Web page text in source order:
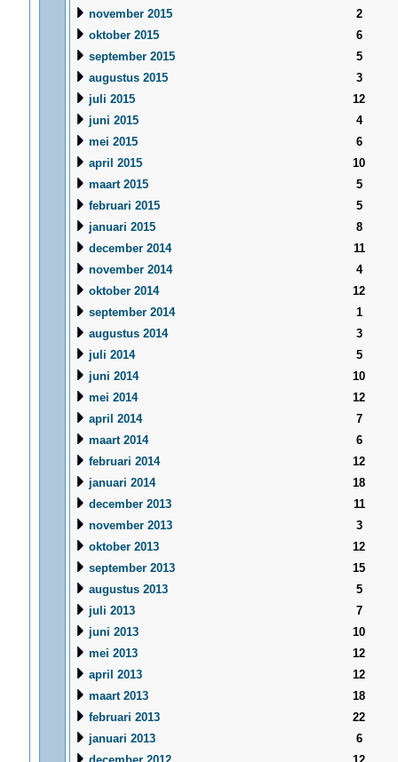
november 2015
2
oktober 2015
6
september 2015
5
augustus 2015
3
juli 2015
12
juni 2015
4
mei 2015
6
april 2015
10
maart 2015
5
februari 2015
5
januari 2015
8
december 2014
11
november 2014
4
oktober 2014
12
september 2014
1
augustus 2014
3
juli 2014
5
juni 2014
10
mei 2014
12
april 2014
7
maart 2014
6
februari 2014
12
januari 2014
18
december 2013
11
november 2013
3
oktober 2013
12
september 2013
15
augustus 2013
5
juli 2013
7
juni 2013
10
mei 2013
12
april 2013
12
maart 2013
18
februari 2013
22
januari 2013
6